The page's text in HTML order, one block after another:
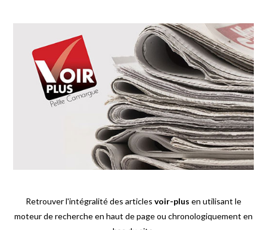
Retrouver l'intégralité des articles voir-plus en utilisant le
moteur de recherche en haut de page ou chronologiquement en